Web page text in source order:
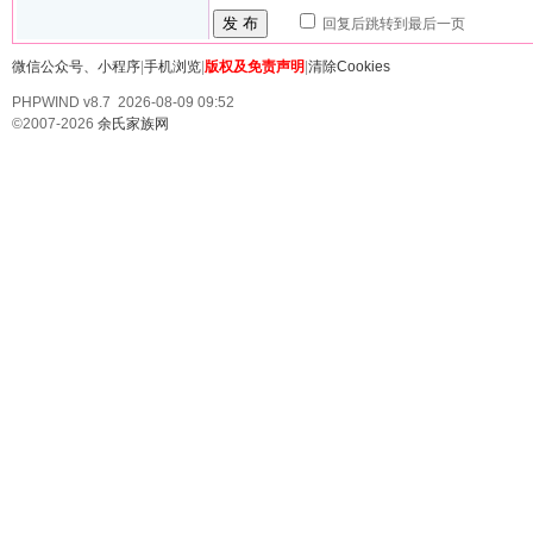
发 布 回复后跳转到最后一页
微信公众号、小程序 手机浏览 版权及免责声明 清除Cookies
PHPWIND v8.7 2026-08-09 09:52
©2007-2026 余氏家族网